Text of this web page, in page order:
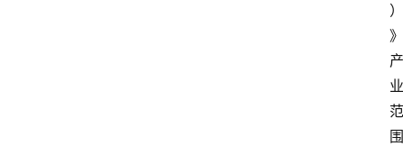
）
》
产
业
范
围